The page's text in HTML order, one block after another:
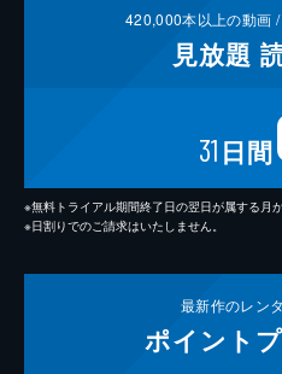
420,000本以上の動画 /
見放題
31 日間
※無料トライアル期間終了日の翌日が属する月
※日割りでのご請求はいたしません。
最新作のレン
ポイント